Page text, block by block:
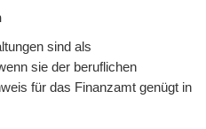
sind als
sie der beruflichen
für das Finanzamt genügt in